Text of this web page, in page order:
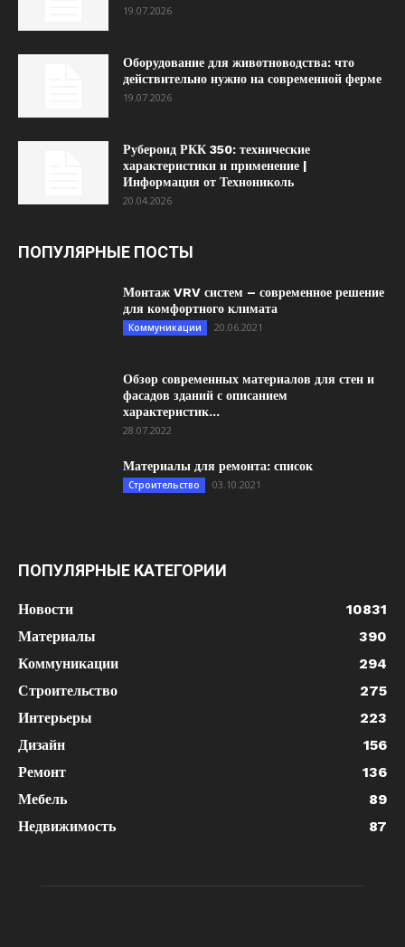
19.07.2026
Оборудование для животноводства: что
действительно нужно на современной ферме
19.07.2026
Рубероид РКК 350: технические
характеристики и применение |
Информация от Технониколь
20.04.2026
ПОПУЛЯРНЫЕ ПОСТЫ
Монтаж VRV систем – современное решение
для комфортного климата
Коммуникации 20.06.2021
Обзор современных материалов для стен и
фасадов зданий с описанием
характеристик...
28.07.2022
Материалы для ремонта: список
Строительство 03.10.2021
ПОПУЛЯРНЫЕ КАТЕГОРИИ
Новости
10831
Материалы
390
Коммуникации
294
Строительство
275
Интерьеры
223
Дизайн
156
Ремонт
136
Мебель
89
Недвижимость
87